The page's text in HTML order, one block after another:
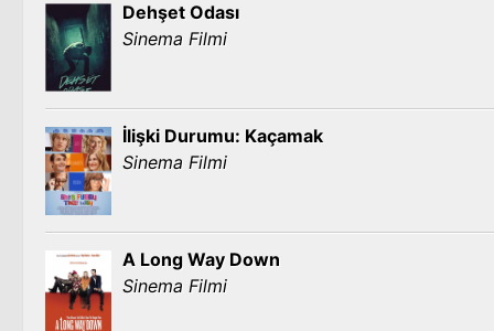
Dehşet Odası
Sinema Filmi
İlişki Durumu: Kaçamak
Sinema Filmi
A Long Way Down
Sinema Filmi